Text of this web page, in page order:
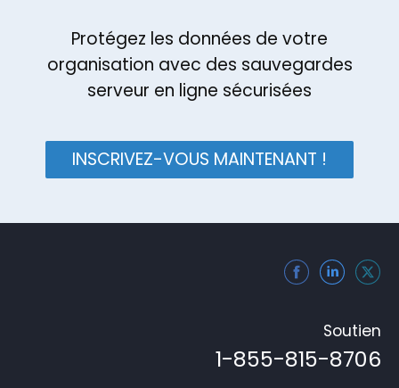
Protégez les données de votre
organisation avec des sauvegardes
serveur en ligne sécurisées
INSCRIVEZ-VOUS MAINTENANT !
Soutien
1-855-815-8706